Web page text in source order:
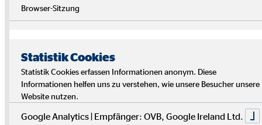
Hinweis zu externen Medien
werden nur mit Ihrer Einwilligung eingeblendet. Je nach Sitz des
Anbieters können Ihre personenbezogenen Daten dabei auch in
einem Drittland verarbeitet werden, ohne dass dort ein
angemessenes Datenschutzniveau gewährleistet werden kann.
einverstanden sind. Weitere Informationen finden Sie in der
Browser-Sitzung
Statistik Cookies
Statistik Cookies erfassen Informationen anonym. Diese
Informationen helfen uns zu verstehen, wie unsere Besucher unsere
Website nutzen.
Google Analytics | Empfänger: OVB, Google Ireland Ltd.